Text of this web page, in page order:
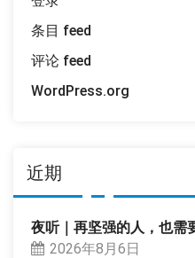
条目 feed
评论 feed
WordPress.org
近期
夜听｜再坚强的人，也需
2026年8月6日